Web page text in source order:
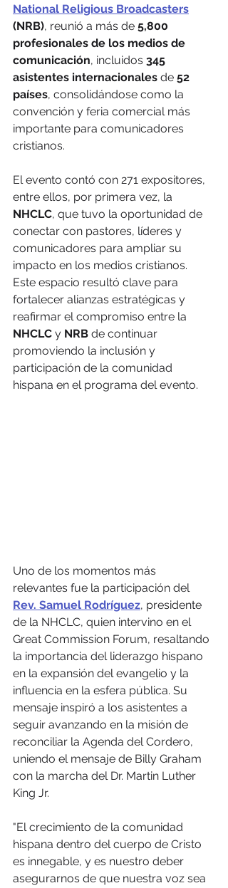
National Religious Broadcasters
(NRB), reunió a más de 5,800
profesionales de los medios de
comunicación, incluidos 345
asistentes internacionales de 52
países, consolidándose como la
convención y feria comercial más
importante para comunicadores
cristianos.
El evento contó con 271 expositores,
entre ellos, por primera vez, la
NHCLC, que tuvo la oportunidad de
conectar con pastores, líderes y
comunicadores para ampliar su
impacto en los medios cristianos.
Este espacio resultó clave para
fortalecer alianzas estratégicas y
reafirmar el compromiso entre la
NHCLC y NRB de continuar
promoviendo la inclusión y
participación de la comunidad
hispana en el programa del evento.
Uno de los momentos más
relevantes fue la participación del
Rev. Samuel Rodríguez, presidente
de la NHCLC, quien intervino en el
Great Commission Forum, resaltando
la importancia del liderazgo hispano
en la expansión del evangelio y la
influencia en la esfera pública. Su
mensaje inspiró a los asistentes a
seguir avanzando en la misión de
reconciliar la Agenda del Cordero,
uniendo el mensaje de Billy Graham
con la marcha del Dr. Martin Luther
King Jr.
"El crecimiento de la comunidad
hispana dentro del cuerpo de Cristo
es innegable, y es nuestro deber
asegurarnos de que nuestra voz sea